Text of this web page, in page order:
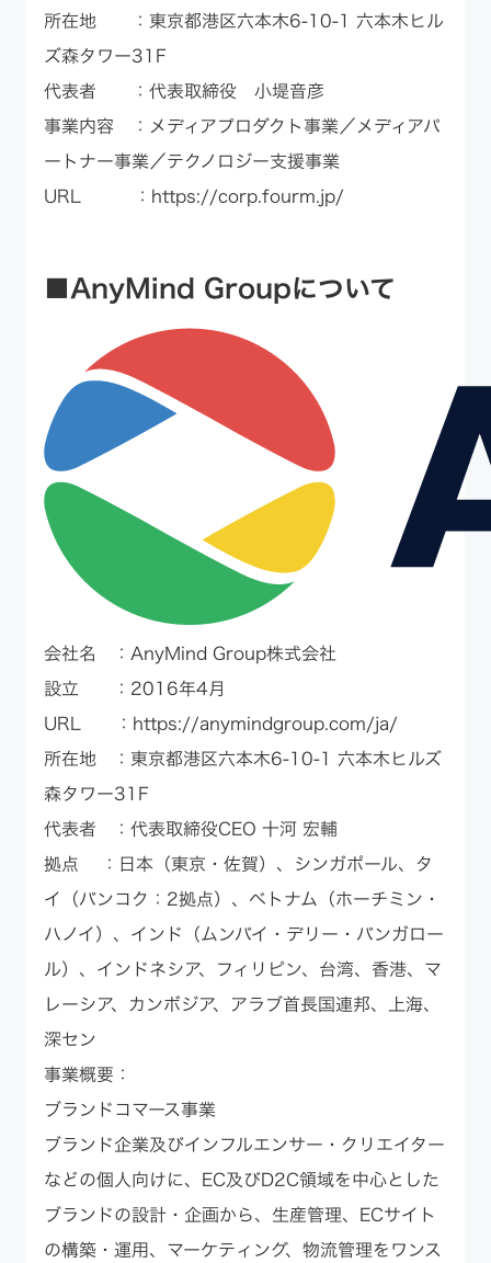
所在地 ：東京都港区六本木6-10-1 六本木ヒル
ズ森タワー31F
代表者 ：代表取締役 小堤音彦
事業内容 ：メディアプロダクト事業／メディアパ
ートナー事業／テクノロジー支援事業
URL ： https://corp.fourm.jp/
■AnyMind Groupについて
​​会社名 ：AnyMind Group株式会社
設立 ：2016年4月
URL ： https://anymindgroup.com/ja/
所在地 ：東京都港区六本木6-10-1 六本木ヒルズ
森タワー31F
代表者 ：代表取締役CEO 十河 宏輔
拠点 ：日本（東京・佐賀）、シンガポール、タ
イ（バンコク：2拠点）、ベトナム（ホーチミン・
ハノイ）、インド（ムンバイ・デリー・バンガロー
ル）、インドネシア、フィリピン、台湾、香港、マ
レーシア、カンボジア、アラブ首長国連邦、上海、
深セン
事業概要：
​​ブランドコマース事業
ブランド企業及びインフルエンサー・クリエイター
などの個人向けに、EC及びD2C領域を中心とした
ブランドの設計・企画から、生産管理、ECサイト
の構築・運用、マーケティング、物流管理をワンス